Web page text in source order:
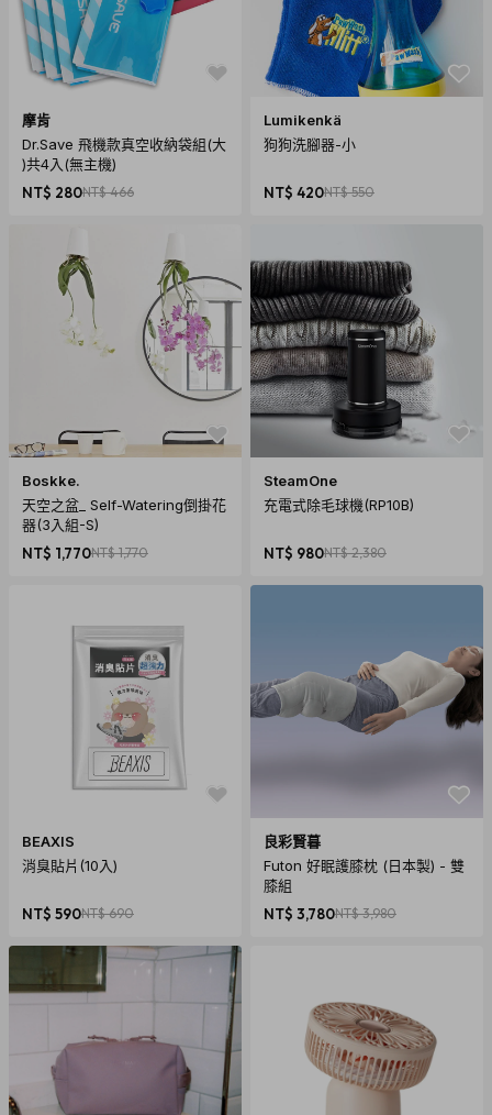
摩肯
Dr.Save 飛機款真空收納袋組(大
)共4入(無主機)
NT$ 280NT$ 466
Lumikenkä
狗狗洗腳器-小
NT$ 420NT$ 550
Boskke.
天空之盆_ Self-Watering倒掛花
器(3入組-S)
NT$ 1,770NT$ 1,770
SteamOne
充電式除毛球機(RP10B)
NT$ 980NT$ 2,380
BEAXIS
消臭貼片(10入)
NT$ 590NT$ 690
良彩賢暮
Futon 好眠護膝枕 (日本製) - 雙
膝組
NT$ 3,780NT$ 3,980